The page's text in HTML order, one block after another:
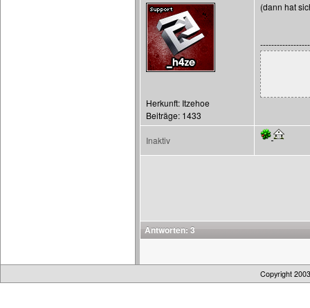
Herkunft: Itzehoe
Beiträge: 1433
(dann hat
------------------
Inaktiv
Antworten: 3
Copyright